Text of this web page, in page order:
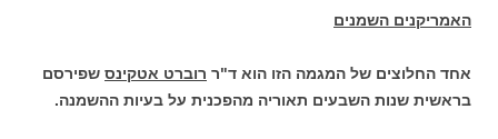
האמריקנים השמנים
אחד החלוצים של המגמה הזו הוא ד"ר רוברט אטקינס שפירסם
בראשית שנות השבעים תאוריה מהפכנית על בעיות ההשמנה.